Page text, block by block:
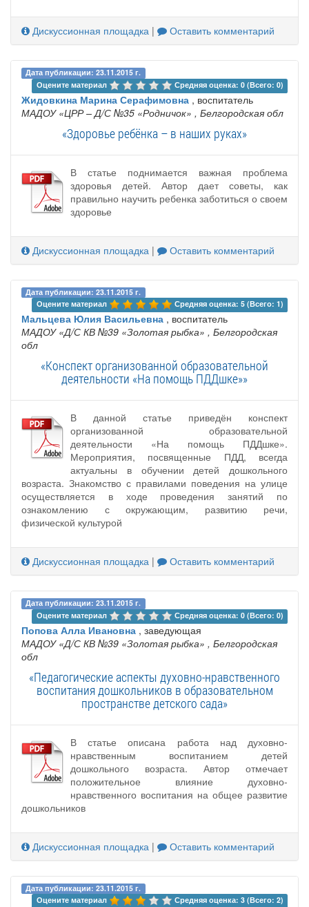
Дискуссионная площадка | Оставить комментарий
Дата публикации: 23.11.2015 г.
Оцените материал
Средняя оценка: 0 (Всего: 0)
Жидовкина Марина Серафимовна , воспитатель
МАДОУ «ЦРР – Д/С №35 «Родничок» , Белгородская обл
«Здоровье ребёнка – в наших руках»
В статье поднимается важная проблема
здоровья детей. Автор дает советы, как
правильно научить ребенка заботиться о своем
здоровье
Дискуссионная площадка | Оставить комментарий
Дата публикации: 23.11.2015 г.
Оцените материал
Средняя оценка: 5 (Всего: 1)
Мальцева Юлия Васильевна , воспитатель
МАДОУ «Д/С КВ №39 «Золотая рыбка» , Белгородская
обл
«Конспект организованной образовательной
деятельности «На помощь ПДДшке»»
В данной статье приведён конспект
организованной образовательной
деятельности «На помощь ПДДшке».
Мероприятия, посвященные ПДД, всегда
актуальны в обучении детей дошкольного
возраста. Знакомство с правилами поведения на улице
осуществляется в ходе проведения занятий по
ознакомлению с окружающим, развитию речи,
физической культурой
Дискуссионная площадка | Оставить комментарий
Дата публикации: 23.11.2015 г.
Оцените материал
Средняя оценка: 0 (Всего: 0)
Попова Алла Ивановна , заведующая
МАДОУ «Д/С КВ №39 «Золотая рыбка» , Белгородская
обл
«Педагогические аспекты духовно-нравственного
воспитания дошкольников в образовательном
пространстве детского сада»
В статье описана работа над духовно-
нравственным воспитанием детей
дошкольного возраста. Автор отмечает
положительное влияние духовно-
нравственного воспитания на общее развитие
дошкольников
Дискуссионная площадка | Оставить комментарий
Дата публикации: 23.11.2015 г.
Оцените материал
Средняя оценка: 3 (Всего: 2)